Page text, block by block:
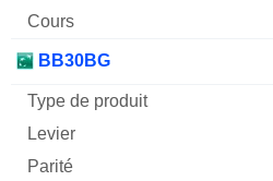
BB30BG